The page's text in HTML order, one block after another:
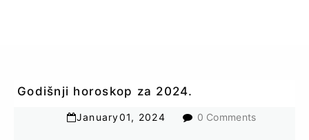
Godišnji horoskop za 2024.
January01, 2024 0 Comments